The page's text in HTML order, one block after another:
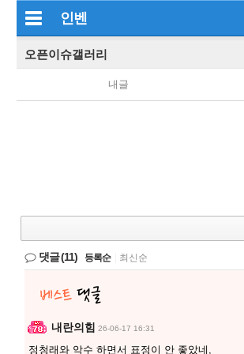
인벤
오픈이슈갤러리
내글
댓글(11) 등록순 최신순
내란의힘 26-06-17 16:31
정청래와 악수 하면서 표정이 안 좋았네,